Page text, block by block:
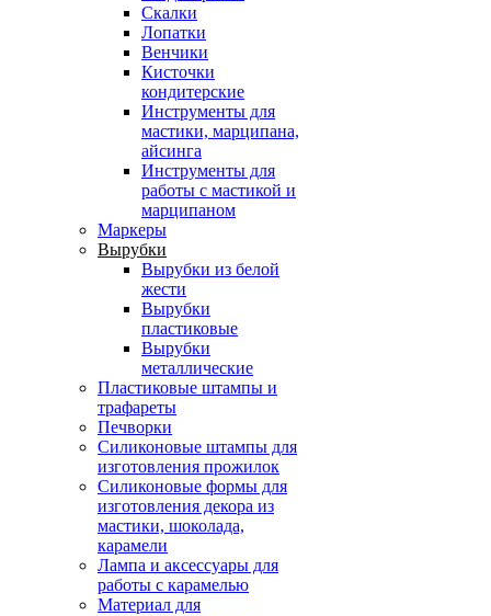
Скалки
Лопатки
Венчики
Кисточки
кондитерские
Инструменты для
мастики, марципана,
айсинга
Инструменты для
работы с мастикой и
марципаном
Маркеры
Вырубки
Вырубки из белой
жести
Вырубки
пластиковые
Вырубки
металлические
Пластиковые штампы и
трафареты
Печворки
Силиконовые штампы для
изготовления прожилок
Силиконовые формы для
изготовления декора из
мастики, шоколада,
карамели
Лампа и аксессуары для
работы с карамелью
Материал для